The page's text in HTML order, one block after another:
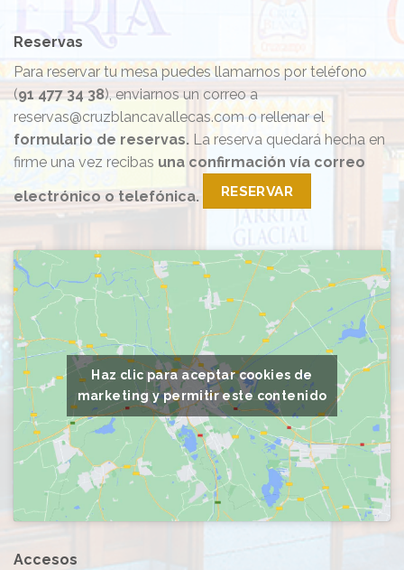
Haz clic para aceptar cookies de
marketing y permitir este contenido
Accesos
Reservas
Para reservar tu mesa puedes llamarnos por teléfono
(91 477 34 38), enviarnos un correo a
reservas@cruzblancavallecas.com o rellenar el
formulario de reservas. La reserva quedará hecha en
firme una vez recibas una confirmación vía correo
electrónico o telefónica. RESERVAR